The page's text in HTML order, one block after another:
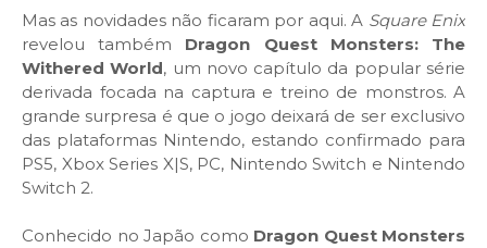
Mas as novidades não ficaram por aqui. A Square Enix
revelou também Dragon Quest Monsters: The
Withered World, um novo capítulo da popular série
derivada focada na captura e treino de monstros. A
grande surpresa é que o jogo deixará de ser exclusivo
das plataformas Nintendo, estando confirmado para
PS5, Xbox Series X|S, PC, Nintendo Switch e Nintendo
Switch 2.
Conhecido no Japão como Dragon Quest Monsters